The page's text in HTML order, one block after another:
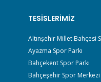
TESISLERIMIZ
Altınşehir Millet Bahçesi
Ayazma Spor Parkı
Bahçekent Spor Parkı
Bahçeşehir Spor Merkezi